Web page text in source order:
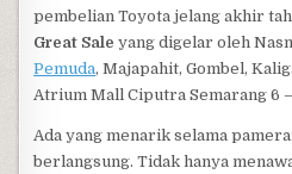
pembelian Toyota jelang akhir
Great Sale yang digelar oleh
Pemuda, Majapahit, Gombel,
Atrium Mall Ciputra Semarang 6
Ada yang menarik selama
berlangsung. Tidak hanya